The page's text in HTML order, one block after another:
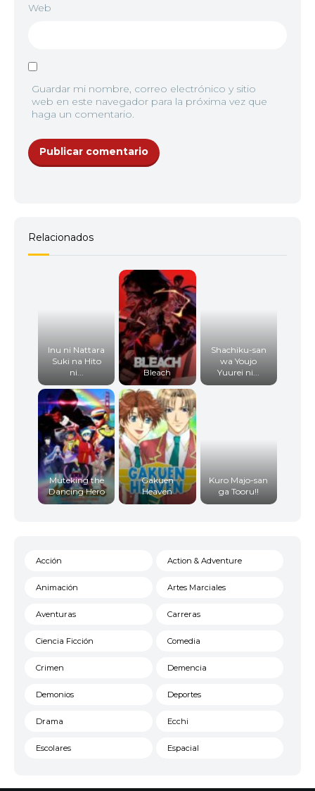
Web
Guardar mi nombre, correo electrónico y sitio
web en este navegador para la próxima vez que
haga un comentario.
Relacionados
Inu ni Nattara
Suki na Hito
ni...
Bleach
Shachiku-san
wa Youjo
Yuurei ni...
Muteking the
Dancing Hero
Gakuen
Heaven
Kuro Majo-san
ga Tooru!!
Acción Action & Adventure
Animación Artes Marciales
Aventuras Carreras
Ciencia Ficción Comedia
Crimen Demencia
Demonios Deportes
Drama Ecchi
Escolares Espacial